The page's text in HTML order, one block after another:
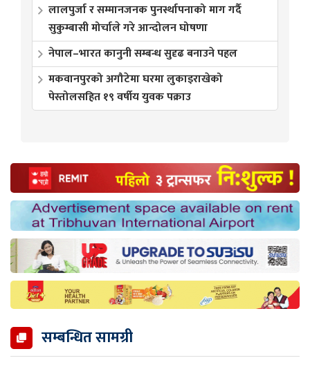
लालपुर्जा र सम्मानजनक पुनर्स्थापनाको माग गर्दै
सुकुम्बासी मोर्चाले गरे आन्दोलन घोषणा
नेपाल–भारत कानुनी सम्बन्ध सुदृढ बनाउने पहल
मकवानपुरको अगौटेमा घरमा लुकाइराखेको
पेस्तोलसहित १९ वर्षीय युवक पक्राउ
सम्बन्धित सामग्री